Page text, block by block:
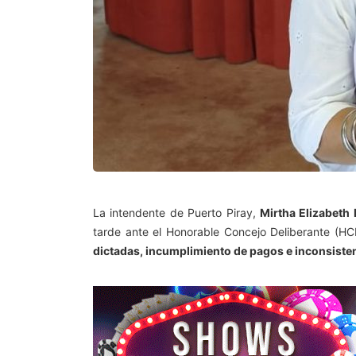
La intendente de Puerto Piray, Mirtha Elizabeth
tarde ante el Honorable Concejo Deliberante
dictadas, incumplimiento de pagos e